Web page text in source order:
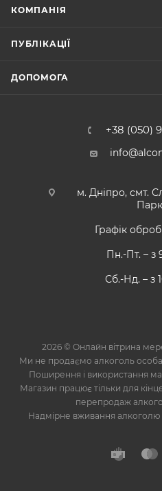
КОМПАНІЯ
ПУБЛІКАЦІЇ
ДОПОМОГА
+38 (050)
м. Дніпро, смт.
Графік
Пн.-Пт. – з
Сб.-Нд. – з
2026 © Онлайн вітрина
Ми не продаємо алкоголь
Поширення і використання
Магазин працює тільки для
перепродаж
Надмірне вживання